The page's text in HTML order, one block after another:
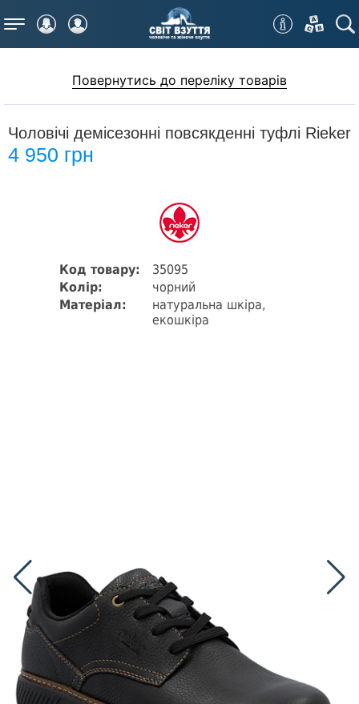
Меню
Повернутись до переліку товарів
Чоловічі демісезонні повсякденні туфлі Rieker
4 950 грн
Код товару:
35095
Колір:
чорний
Матеріал:
натуральна шкіра,
екошкіра